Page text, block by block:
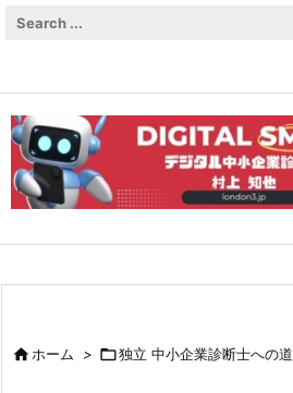
ホーム > 独立 中小企業診断士への道